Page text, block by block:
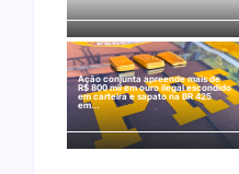
Ação conjunta apreende mais de
R$ 800 mil em ouro ilegal escondido
em carteira e sapato na BR 425
em…